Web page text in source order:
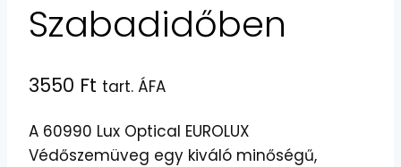
Szabadidőben
3550 Ft tart. ÁFA
A 60990 Lux Optical EUROLUX
Védőszemüveg egy kiváló minőségű,